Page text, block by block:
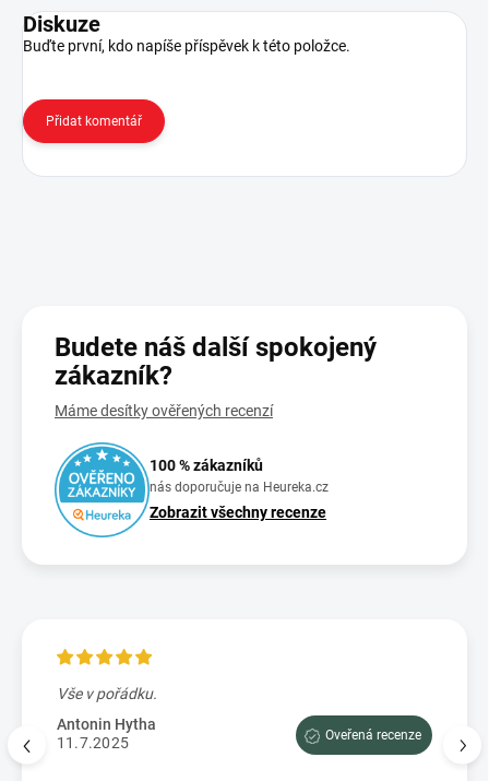
Diskuze
Buďte první, kdo napíše příspěvek k této položce.
Přidat komentář
Budete náš další spokojený
zákazník?
Máme desítky ověřených recenzí
100 % zákazníků
nás doporučuje na Heureka.cz
Zobrazit všechny recenze
Vše v pořádku.
Antonin Hytha
11.7.2025
Oveřená recenze